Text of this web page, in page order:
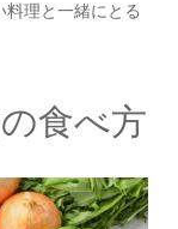
料理と一緒にとる
食べ方